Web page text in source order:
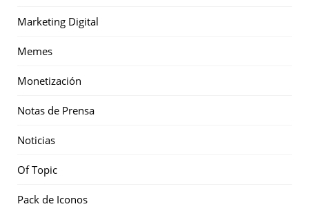
Marketing Digital
Memes
Monetización
Notas de Prensa
Noticias
Of Topic
Pack de Iconos